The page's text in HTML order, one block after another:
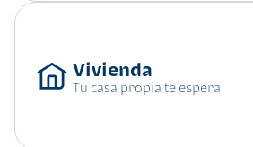
Tu casa propia te espera